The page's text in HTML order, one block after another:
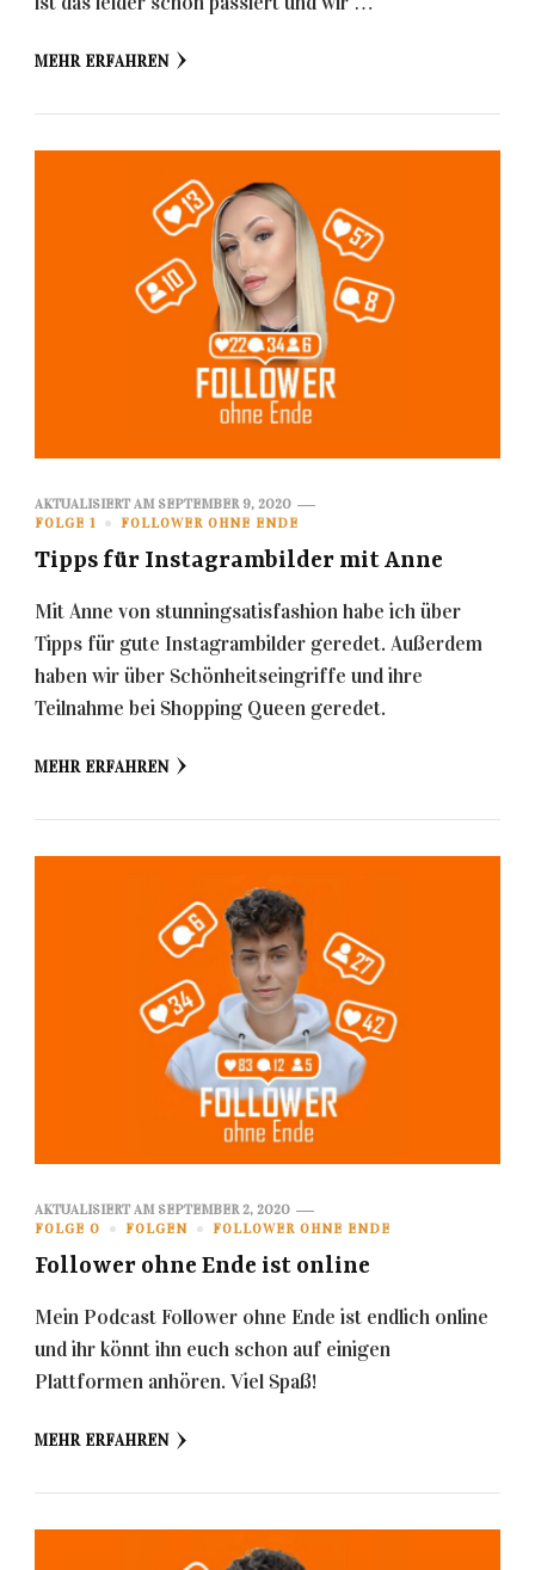
MEHR ERFAHREN
AKTUALISIERT AM SEPTEMBER 9, 2020
FOLGE 1
FOLLOWER OHNE ENDE
Tipps für Instagrambilder mit Anne
Mit Anne von stunningsatisfashion habe ich über
Tipps für gute Instagrambilder geredet. Außerdem
haben wir über Schönheitseingriffe und ihre
Teilnahme bei Shopping Queen geredet.
MEHR ERFAHREN
AKTUALISIERT AM SEPTEMBER 2, 2020
FOLGE 0
FOLGEN FOLLOWER OHNE ENDE
Follower ohne Ende ist online
Mein Podcast Follower ohne Ende ist endlich online
und ihr könnt ihn euch schon auf einigen
Plattformen anhören. Viel Spaß!
MEHR ERFAHREN